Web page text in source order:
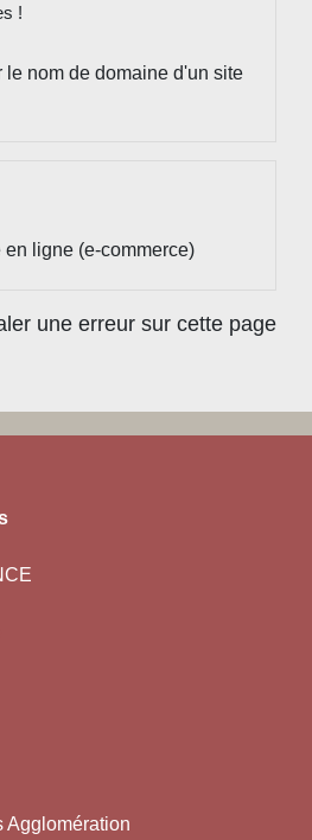
!
le nom de domaine d'un site
ligne (e-commerce)
une erreur sur cette page
Agglomération